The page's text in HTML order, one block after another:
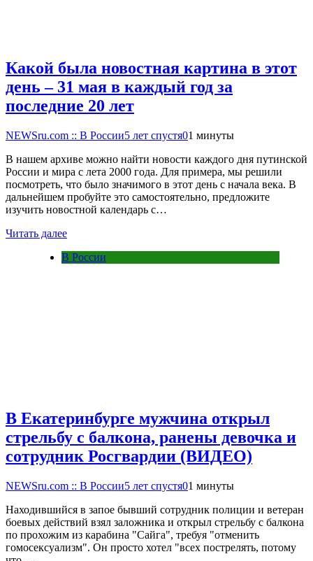
Какой была новостная картина в этот
день – 31 мая в каждый год за
последние 20 лет
NEWSru.com :: В России5 лет спустя01 минуты
В нашем архиве можно найти новости каждого дня путинской
России и мира с лета 2000 года. Для примера, мы решили
посмотреть, что было значимого в этот день с начала века. В
дальнейшем пробуйте это самостоятельно, предложите
изучить новостной календарь с…
Читать далее
В России
В Екатеринбурге мужчина открыл
стрельбу с балкона, ранены девочка и
сотрудник Росгвардии (ВИДЕО)
NEWSru.com :: В России5 лет спустя01 минуты
Находившийся в запое бывший сотрудник полиции и ветеран
боевых действий взял заложника и открыл стрельбу с балкона
по прохожим из карабина "Сайга", требуя "отменить
гомосексуализм". Он просто хотел "всех пострелять, потому